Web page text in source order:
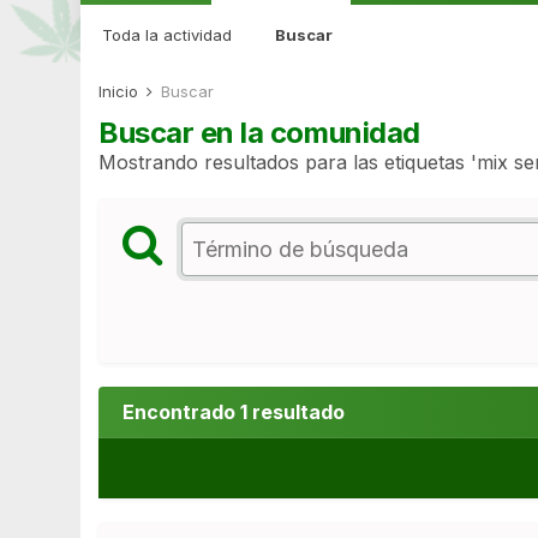
Toda la actividad Buscar
Inicio Buscar
Buscar en la comunidad
Mostrando resultados para las etiquetas 'mix
Encontrado 1 resultado